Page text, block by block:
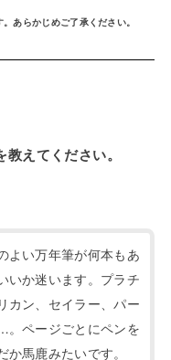
あらかじめご了承ください。
えてください。
よい万年筆が何本もあ
いか迷います。プラチ
カン、セイラー、パー
ページごとにペンを
馬鹿みたいです。